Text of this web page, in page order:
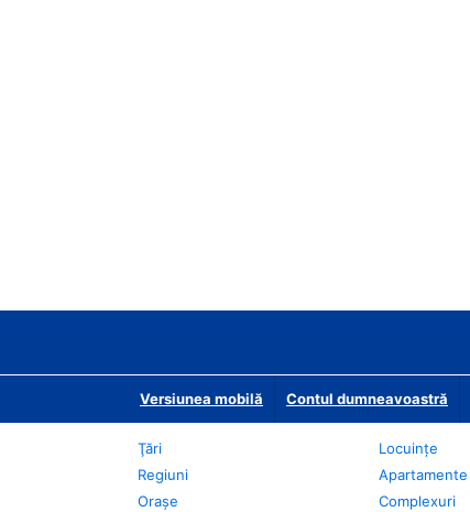
Versiunea mobilă Contul dumneavoastră
Ţări
Regiuni
Oraşe
Locuințe
Apartamente
Complexuri